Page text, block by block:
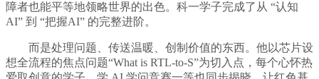
障者也能平等地领略世界的出色。科一学子完成了从 “认知
AI” 到 “把握AI” 的完整进阶。
而是处理问题、传送温暖、创制价值的东西。他以芯片设
想全流程的焦点问题“What is RTL-to-S”为切入点，每个心怀热